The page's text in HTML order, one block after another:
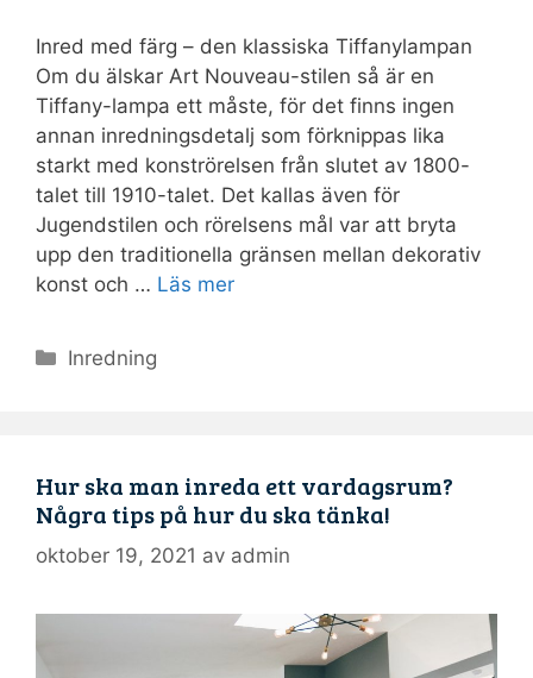
Inred med färg – den klassiska Tiffanylampan
Om du älskar Art Nouveau-stilen så är en
Tiffany-lampa ett måste, för det finns ingen
annan inredningsdetalj som förknippas lika
starkt med konströrelsen från slutet av 1800-
talet till 1910-talet. Det kallas även för
Jugendstilen och rörelsens mål var att bryta
upp den traditionella gränsen mellan dekorativ
konst och … Läs mer
Kategorier
Inredning
Hur ska man inreda ett vardagsrum?
Några tips på hur du ska tänka!
oktober 19, 2021 av admin